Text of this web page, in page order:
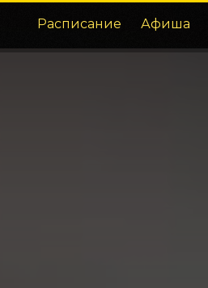
Расписание Афиша